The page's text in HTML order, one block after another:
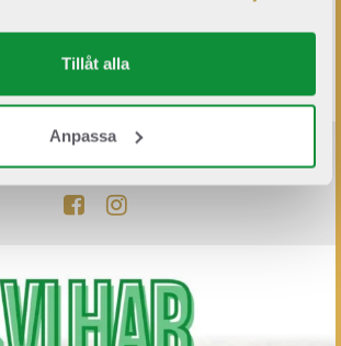
Tillåt alla
Anpassa